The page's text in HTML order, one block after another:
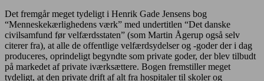
Det fremgår meget tydeligt i Henrik Gade Jensens bog
“Menneskekærlighedens værk” med undertitlen “Det danske
civilsamfund før velfærdsstaten” (som Martin Ågerup også selv
citerer fra), at alle de offentlige velfærdsydelser og -goder der i dag
produceres, oprindeligt begyndte som private goder, der blev tilbudt
på markedet af private iværksættere. Bogen fremstiller meget
tydeligt, at den private drift af alt fra hospitaler til skoler og